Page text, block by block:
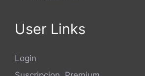
User Links
Login